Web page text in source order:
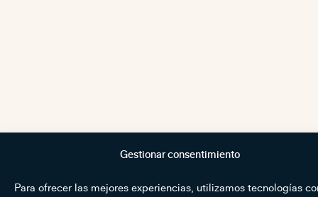
Gestionar consentimiento
Para ofrecer las mejores experiencias, utilizamos tecnologías